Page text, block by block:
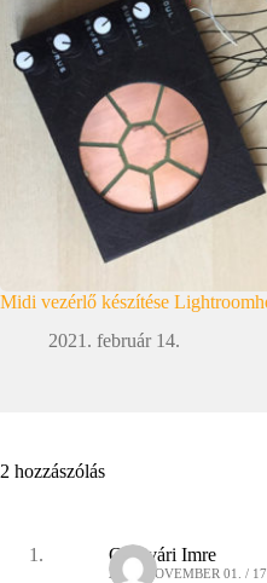
Midi vezérlő készítése
2021. február 14.
2 hozzászólás
Csákvári Imre
2014. NOVEMBER 01. /